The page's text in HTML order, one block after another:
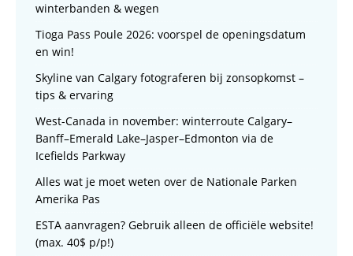
winterbanden & wegen
Tioga Pass Poule 2026: voorspel de openingsdatum
en win!
Skyline van Calgary fotograferen bij zonsopkomst –
tips & ervaring
West-Canada in november: winterroute Calgary–
Banff–Emerald Lake–Jasper–Edmonton via de
Icefields Parkway
Alles wat je moet weten over de Nationale Parken
Amerika Pas
ESTA aanvragen? Gebruik alleen de officiële website!
(max. 40$ p/p!)